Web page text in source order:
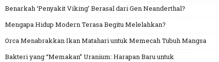
Benarkah ‘Penyakit Viking’ Berasal dari Gen Neanderthal?
Mengapa Hidup Modern Terasa Begitu Melelahkan?
Orca Menabrakkan Ikan Matahari untuk Memecah Tubuh Mangsa
Bakteri yang “Memakan” Uranium: Harapan Baru untuk